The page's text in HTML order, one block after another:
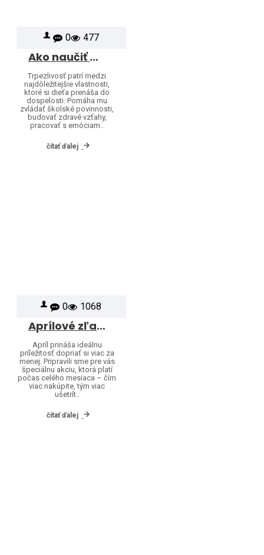
0 477
Ako naučiť deti trpezlivosti hravou formou
Trpezlivosť patrí medzi
najdôležitejšie vlastnosti,
ktoré si dieťa prenáša do
dospelosti. Pomáha mu
zvládať školské povinnosti,
budovať zdravé vzťahy,
pracovať s emóciam..
čítať ďalej
0 1068
Aprílové zľavy sú tu: Ušetrite viac pri väčšom nákupe
Apríl prináša ideálnu
príležitosť dopriať si viac za
menej. Pripravili sme pre vás
špeciálnu akciu, ktorá platí
počas celého mesiaca – čím
viac nakúpite, tým viac
ušetrít..
čítať ďalej